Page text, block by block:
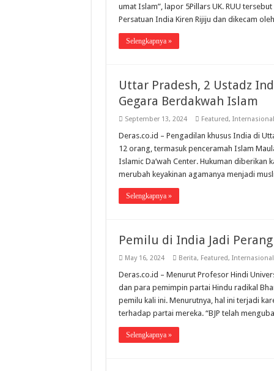
umat Islam”, lapor 5Pillars UK. RUU
Persatuan India Kiren Rijiju dan dikecam
Selengkapnya »
Uttar Pradesh, 2 Ustadz
Gegara Berdakwah Islam
September 13, 2024 Featured, Internasional
Deras.co.id – Pengadilan khusus India di
12 orang, termasuk penceramah Islam
Islamic Da’wah Center. Hukuman
merubah keyakinan agamanya menjadi
Selengkapnya »
Pemilu di India Jadi
May 16, 2024 Berita, Featured, Internasional
Deras.co.id – Menurut Profesor Hindi
dan para pemimpin partai Hindu radikal
pemilu kali ini. Menurutnya, hal ini terjadi
terhadap partai mereka. “BJP telah
Selengkapnya »